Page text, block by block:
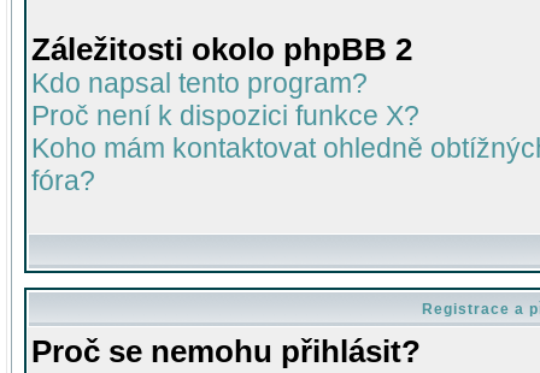
Záležitosti okolo phpBB 2
Kdo napsal tento program?
Proč není k dispozici funkce X?
Koho mám kontaktovat ohledně
fóra?
Registrace a
Proč se nemohu přihlásit?